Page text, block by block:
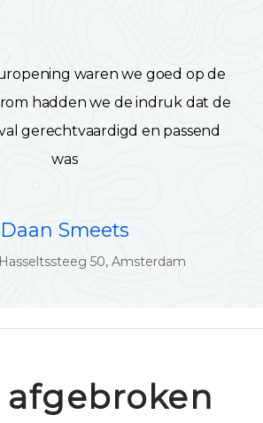
waren we goed op de
hadden we de indruk dat de
gerechtvaardigd en passend
was
Daan Smeets
50, Amsterdam
afgebroken